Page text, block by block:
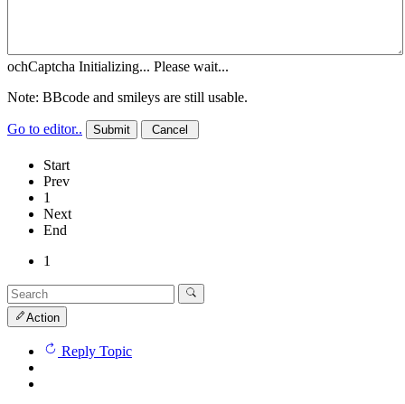
ochCaptcha Initializing... Please wait...
Note: BBcode and smileys are still usable.
Go to editor..
Start
Prev
1
Next
End
1
Action
Reply Topic